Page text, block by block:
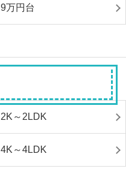
9万円台
2K～2LDK
4K～4LDK